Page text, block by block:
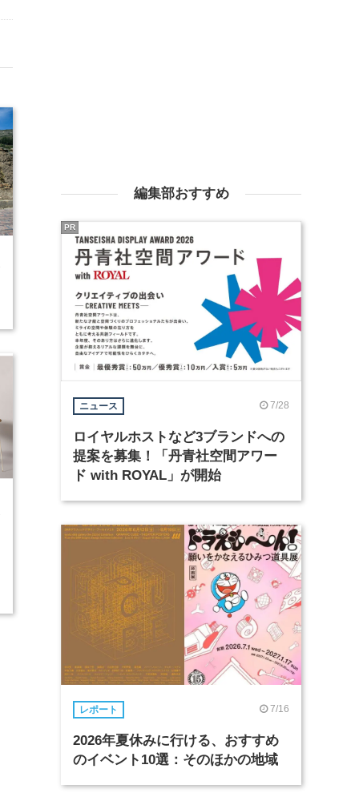
編集部おすすめ
ニュース 7/28
ロイヤルホストなど3ブランドへの
提案を募集！「丹青社空間アワー
ド with ROYAL」が開始
PR
レポート 7/16
2026年夏休みに行ける、おすすめ
のイベント10選：そのほかの地域